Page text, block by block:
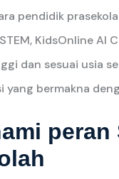
pendidik
KidsOnline
dan sesuai usia
yang bermakna